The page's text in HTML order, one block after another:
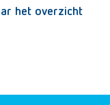
het overzicht